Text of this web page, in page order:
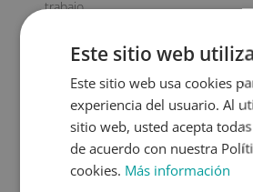
trabajo.
Con formación adecuada,
directamente a la eficiencia
cumplimiento de los protocolos de
vez más relevantes en la
moderna.
La capacitación como base
Dominar las técnicas
Este sitio web
Este sitio web usa cookies
experiencia del usuario. Al
sitio web, usted acepta
de acuerdo con nuestra
cookies. Más información